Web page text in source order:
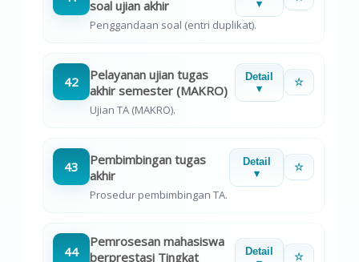
soal ujian akhir ▾
Penggandaan soal (entri duplikat).
42
Pelayanan ujian tugas
akhir semester (MAKRO)
Detail
▾
☆
Ujian TA (MAKRO).
43
Pembimbingan tugas
akhir
Detail
▾
☆
Prosedur pembimbingan TA.
44
Pemrosesan mahasiswa
berprestasi Tingkat
Detail
☆